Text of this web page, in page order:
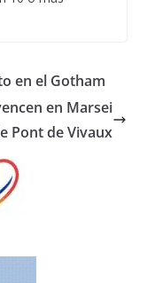
en el Gotham
en Marsei
Pont de Vivaux